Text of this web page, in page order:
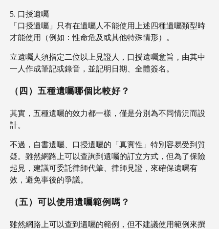
口授遺囑
「口授遺囑」只有在遺囑人不能使用上述四種遺囑類型時
才能使用（例如：性命危及或其他特殊情形）。
立遺囑人須指定二位以上見證人，口授遺囑意旨，由其中
一人作成筆記或錄音，並記明日期、全體簽名。
（四）五種遺囑哪個比較好？
其實，五種遺囑的效力都一樣，僅是分別為不同情況而設
計。
不過，自書遺囑、口授遺囑的「真實性」特別容易受到質
疑。雖然網路上可以查詢到遺囑的訂立方式，但為了保險
起見，建議可委託律師代筆、律師見證，來確保遺囑有
效，避免事後的爭議。
（五）可以使用遺囑範例嗎？
雖然網路上可以查到遺囑的範例，但不建議使用範例來撰